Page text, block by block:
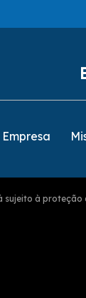
Empresa
à proteção